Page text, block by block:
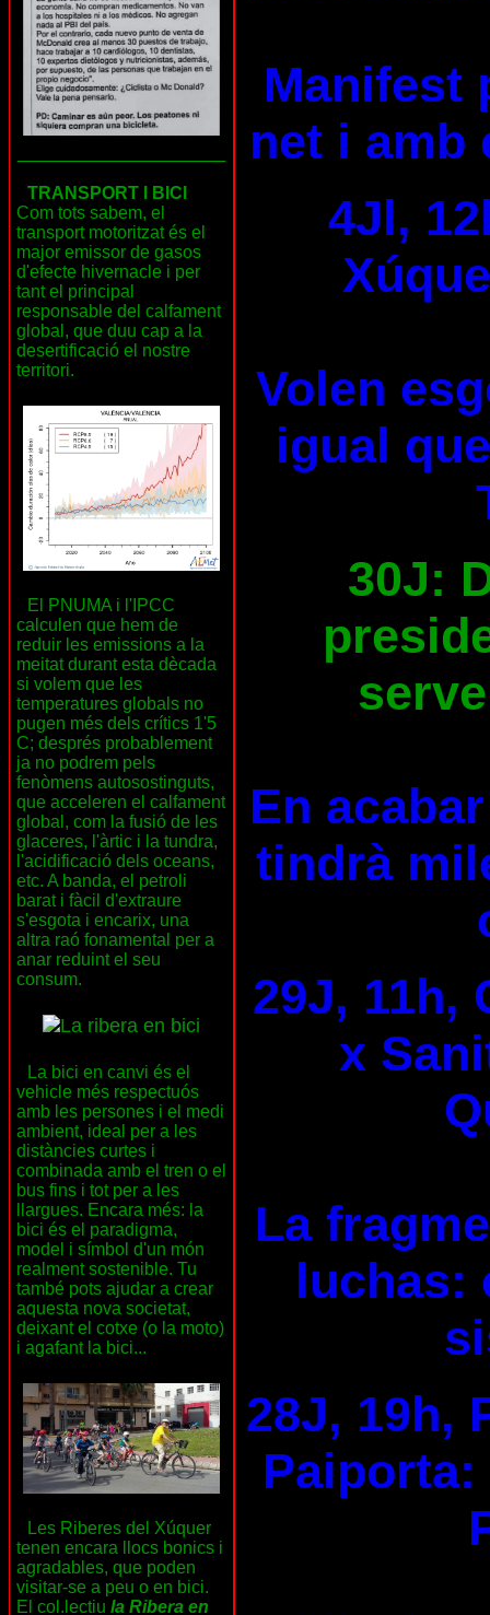
TRANSPORT I BICI
Com tots sabem, el
transport motoritzat és el
major emissor de gasos
d'efecte hivernacle i per
tant el principal
responsable del calfament
global, que duu cap a la
desertificació el nostre
territori.
El PNUMA i l'IPCC
calculen que hem de
reduir les emissions a la
meitat durant esta dècada
si volem que les
temperatures globals no
pugen més dels crítics 1'5
C; després probablement
ja no podrem pels
fenòmens autosostinguts,
que acceleren el calfament
global, com la fusió de les
glaceres, l'àrtic i la tundra,
l'acidificació dels oceans,
etc. A banda, el petroli
barat i fàcil d'extraure
s'esgota i encarix, una
altra raó fonamental per a
anar reduint el seu
consum.
La bici en canvi és el
vehicle més respectuós
amb les persones i el medi
ambient, ideal per a les
distàncies curtes i
combinada amb el tren o el
bus fins i tot per a les
llargues. Encara més: la
bici és el paradigma,
model i símbol d'un món
realment sostenible. Tu
també pots ajudar a crear
aquesta nova societat,
deixant el cotxe (o la moto)
i agafant la bici...
Les Riberes del Xúquer
tenen encara llocs bonics i
agradables, que poden
visitar-se a peu o en bici.
El col.lectiu la Ribera en
Manifest
net i amb
4Jl,
Volen
igual
30J:
En
tindrà
29J, 11h,
x
La
luchas:
28J, 19h,
Paiporta: